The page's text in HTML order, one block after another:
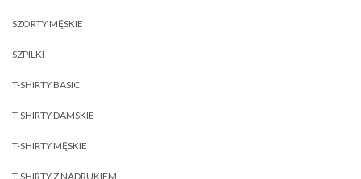
SZORTY MĘSKIE
SZPILKI
T-SHIRTY BASIC
T-SHIRTY DAMSKIE
T-SHIRTY MĘSKIE
T-SHIRTY Z NADRUKIEM